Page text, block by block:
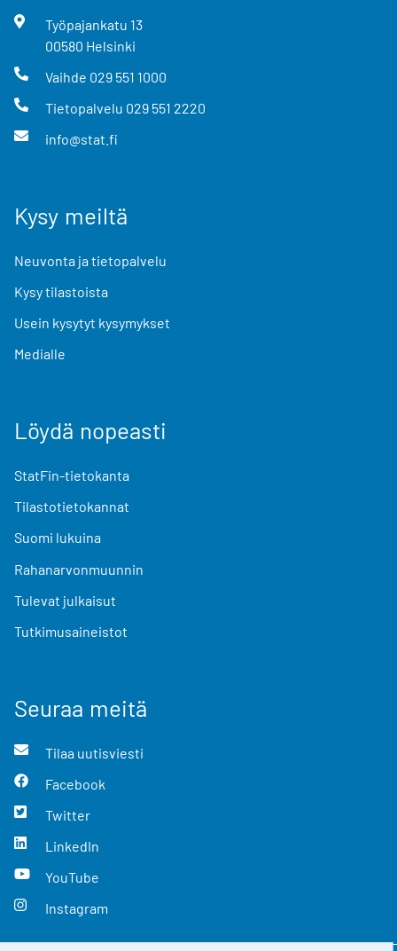
Työpajankatu 13
00580 Helsinki
Vaihde 029 551 1000
Tietopalvelu 029 551 2220
info@stat.fi
Kysy meiltä
Neuvonta ja tietopalvelu
Kysy tilastoista
Usein kysytyt kysymykset
Medialle
Löydä nopeasti
StatFin-tietokanta
Tilastotietokannat
Suomi lukuina
Rahanarvonmuunnin
Tulevat julkaisut
Tutkimusaineistot
Seuraa meitä
Tilaa uutisviesti
Facebook
Twitter
LinkedIn
YouTube
Instagram